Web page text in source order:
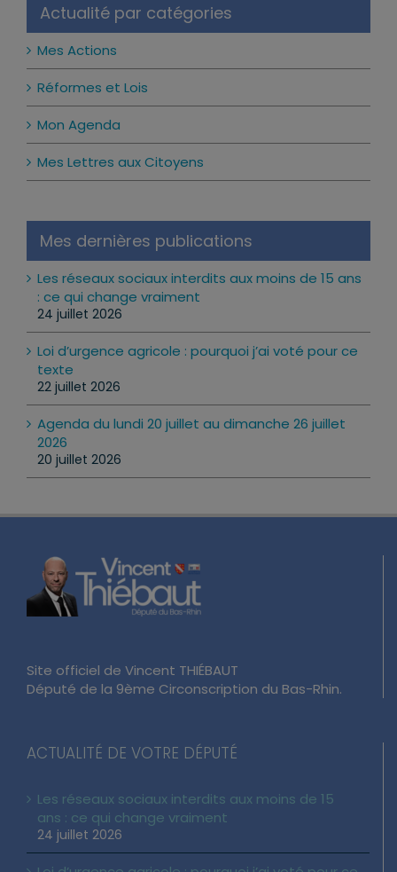
Actualité par catégories
Mes Actions
Réformes et Lois
Mon Agenda
Mes Lettres aux Citoyens
Mes dernières publications
Les réseaux sociaux interdits aux moins de 15 ans
: ce qui change vraiment
24 juillet 2026
Loi d’urgence agricole : pourquoi j’ai voté pour ce
texte
22 juillet 2026
Agenda du lundi 20 juillet au dimanche 26 juillet
2026
20 juillet 2026
Site officiel de Vincent THIÉBAUT
Député de la 9ème Circonscription du Bas-Rhin.
ACTUALITÉ DE VOTRE DÉPUTÉ
Les réseaux sociaux interdits aux moins de 15
ans : ce qui change vraiment
24 juillet 2026